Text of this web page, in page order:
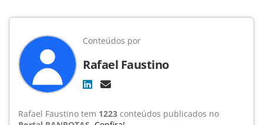
Conteúdos por
Rafael Faustino
Rafael Faustino tem 1223 conteúdos publicados no